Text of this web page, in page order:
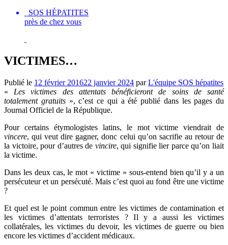
SOS HÉPATITES
près de chez vous
VICTIMES…
Publié le 12 février 201622 janvier 2024 parL'équipe SOS hépatites
« Les victimes des attentats bénéficieront de soins de santé
totalement gratuits», c’est ce qui a été publié dans les pages du
Journal Officiel de la République.
Pour certains étymologistes latins, le mot victime viendrait de
vincere, qui veut dire gagner, donc celui qu’on sacrifie au retour de
la victoire, pour d’autres de vincire, qui signifie lier parce qu’on liait
la victime.
Dans les deux cas, le mot « victime » sous-entend bien qu’il y a un
persécuteur et un persécuté. Mais c’est quoi au fond être une victime
?
Et quel est le point commun entre les victimes de contamination et
les victimes d’attentats terroristes ? Il y a aussi les victimes
collatérales, les victimes du devoir, les victimes de guerre ou bien
encore les victimes d’accident médicaux.